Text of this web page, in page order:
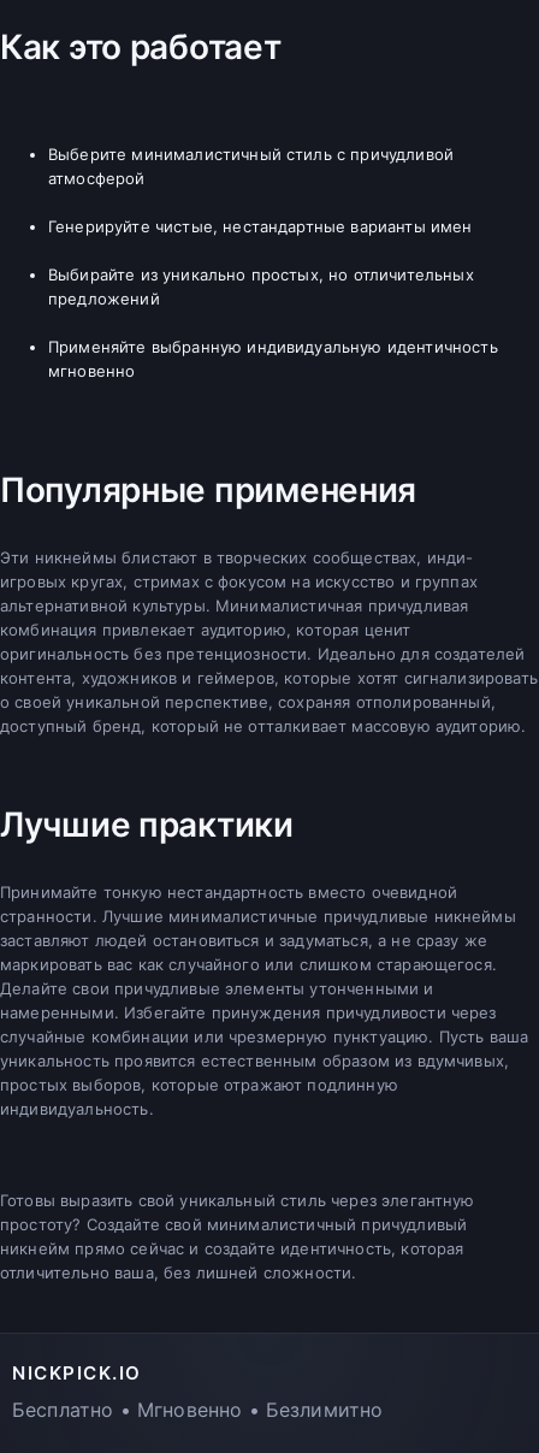
Как это работает
Выберите минималистичный стиль с причудливой
атмосферой
Генерируйте чистые, нестандартные варианты имен
Выбирайте из уникально простых, но отличительных
предложений
Применяйте выбранную индивидуальную идентичность
мгновенно
Популярные применения
Эти никнеймы блистают в творческих сообществах, инди-
игровых кругах, стримах с фокусом на искусство и группах
альтернативной культуры. Минималистичная причудливая
комбинация привлекает аудиторию, которая ценит
оригинальность без претенциозности. Идеально для создателей
контента, художников и геймеров, которые хотят сигнализировать
о своей уникальной перспективе, сохраняя отполированный,
доступный бренд, который не отталкивает массовую аудиторию.
Лучшие практики
Принимайте тонкую нестандартность вместо очевидной
странности. Лучшие минималистичные причудливые никнеймы
заставляют людей остановиться и задуматься, а не сразу же
маркировать вас как случайного или слишком старающегося.
Делайте свои причудливые элементы утонченными и
намеренными. Избегайте принуждения причудливости через
случайные комбинации или чрезмерную пунктуацию. Пусть ваша
уникальность проявится естественным образом из вдумчивых,
простых выборов, которые отражают подлинную
индивидуальность.
Готовы выразить свой уникальный стиль через элегантную
простоту? Создайте свой минималистичный причудливый
никнейм прямо сейчас и создайте идентичность, которая
отличительно ваша, без лишней сложности.
NICKPICK.IO
Бесплатно • Мгновенно • Безлимитно